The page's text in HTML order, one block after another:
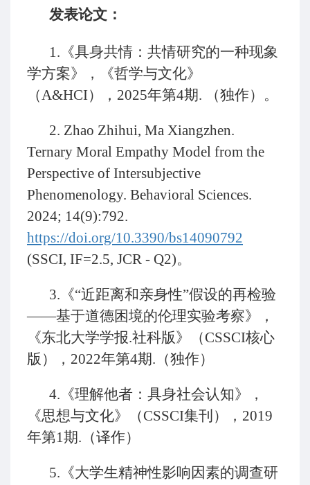
发表论文：
1.《具身共情：共情研究的一种现象
学方案》，《哲学与文化》
（A&HCI），2025年第4期. （独作）。
2. Zhao Zhihui, Ma Xiangzhen.
Ternary Moral Empathy Model from the
Perspective of Intersubjective
Phenomenology. Behavioral Sciences.
2024; 14(9):792.
https://doi.org/10.3390/bs14090792
(SSCI, IF=2.5, JCR - Q2)。
3.《“近距离和亲身性”假设的再检验
——基于道德困境的伦理实验考察》，
《东北大学学报.社科版》（CSSCI核心
版），2022年第4期.（独作）
4.《理解他者：具身社会认知》，
《思想与文化》（CSSCI集刊），2019
年第1期.（译作）
5.《大学生精神性影响因素的调查研